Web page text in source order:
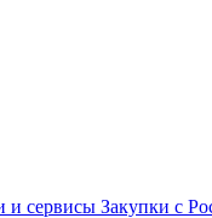
и сервисы Закупки с